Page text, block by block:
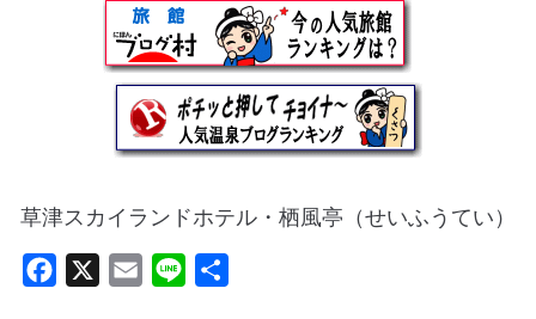
草津スカイランドホテル・栖風亭（せいふうてい）